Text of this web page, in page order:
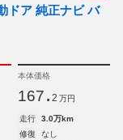
ドア 純正ナビ バ
本体価格
167. 2 万円
走行
3.0万km
修復
なし